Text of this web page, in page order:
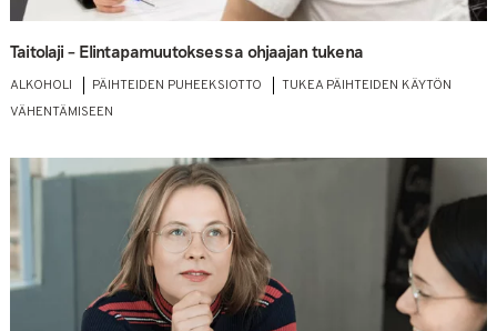
Taitolaji – Elintapamuutoksessa ohjaajan tukena
ALKOHOLI PÄIHTEIDEN PUHEEKSIOTTO
TUKEA PÄIHTEIDEN KÄYTÖN
VÄHENTÄMISEEN